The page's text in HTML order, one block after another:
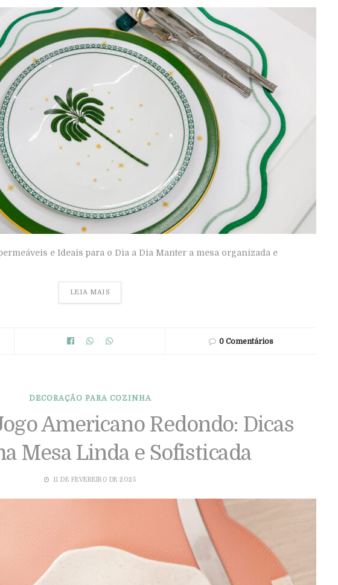
e Ideais para o Dia a Dia Manter a mesa organizada e
LEIA MAIS
0 Comentários
DECORAÇÃO PARA COZINHA
Americano Redondo: Dicas
Mesa Linda e Sofisticada
11 DE FEVEREIRO DE 2025